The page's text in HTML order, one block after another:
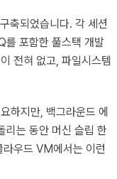
되었습니다. 각 세션
포함한 풀스택 개발
전혀 없고, 파일시스템
하지만, 백그라운드 에
리는 동안 머신 슬립 한
우드 VM에서는 이런